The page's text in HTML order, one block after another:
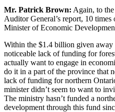
Mr. Patrick Brown: Again, to
Auditor General’s report, 10
Minister of Economic
Within the $1.4 billion given away
noticeable lack of funding for
actually want to engage in
do it in a part of the province that
lack of funding for northern
minister didn’t seem to want to
The ministry hasn’t funded a
development through this fund